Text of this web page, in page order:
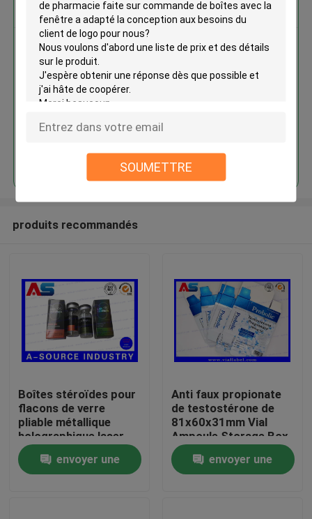
SOUMETTRE
Maison
Produits
La boîte orale de la fiole 10ml de
de boîtes avec la fenêtre a
adapté la conception aux
Continuer
produits recommandés
Boîtes stéroïdes pour
flacons de verre
pliable métallique
holographique laser
Étiquette des boîtes
pharmaceutiques
envoyer une
Anti faux propionate
de testostérone de
81x60x31mm Vial
Ampoule Storage Box
For 1ml
envoyer une